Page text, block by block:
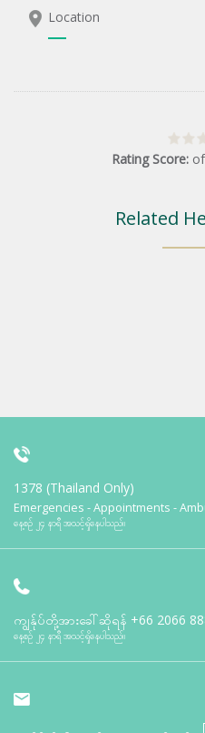
Location
Rating Score: of
Related
1378 (Thailand Only)
Emergencies - Appointments -
နေ့စဉ် ၂၄ နာရီ အသင့်ရှိနေပါသည်။
ကျွန်ုပ်တို့အားခေါ်ဆိုရန် +66 2066
နေ့စဉ် ၂၄ နာရီ အသင့်ရှိနေပါသည်။